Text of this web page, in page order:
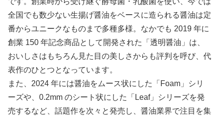
全国でも数少ない生揚げ醤油をベースに造られる醤油は定
番からユニークなものまで多種多様。なかでも 2019 年に
創業 150 年記念商品として開発された「透明醤油」は、
おいしさはもちろん見た目の美しさからも評判を呼び、代
表作のひとつとなっています。
また、2024 年には醤油をムース状にした「Foam」シリ
ーズや、0.2mm のシート状にした「Leaf」シリーズを発
売するなど、話題作を次々と発売し、醤油業界で注目を集